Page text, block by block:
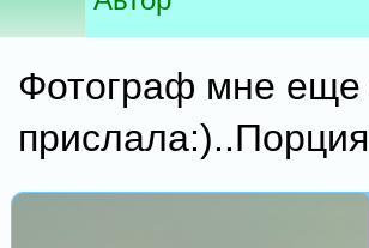
Фотограф мне